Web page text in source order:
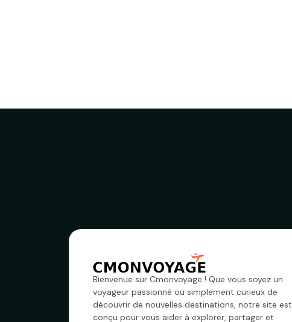
Bienvenue sur Cmonvoyage ! Que vous soyez un
voyageur passionné ou simplement curieux de
découvrir de nouvelles destinations, notre site est
conçu pour vous aider à explorer, partager et